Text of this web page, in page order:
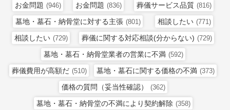
お金問題 (946) お金問題 (836) 葬儀サービス品質 (816)
墓地・墓石・納骨堂に対する主張 (801) 相談したい (771)
相談したい (729) 葬儀に関する対応相談(分からない) (729)
墓地・墓石・納骨堂業者の営業に不満 (592)
葬儀費用が高額だ (510) 墓地・墓石に関する価格の不満 (373)
価格の質問（妥当性確認） (362)
墓地・墓石・納骨堂の不満により契約解除 (358)